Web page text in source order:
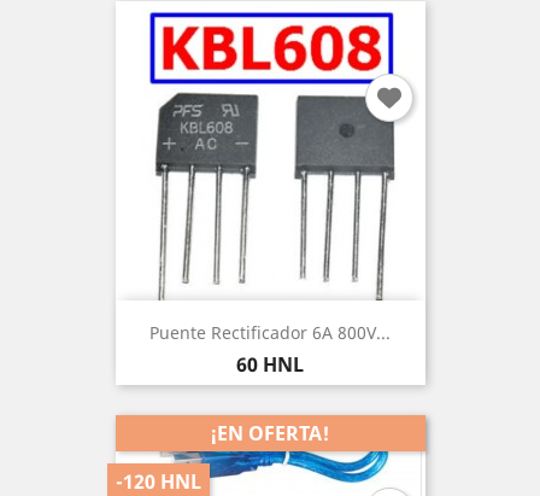
Puente Rectificador 6A 800V...
Precio
60 HNL
-120 HNL
¡EN OFERTA!